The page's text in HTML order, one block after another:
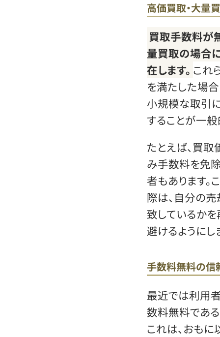
高価買取・大量
買取手数料が
量買取の場合
在します。 これ
を満たした場
小規模な取引
することが一般
たとえば、買
み手数料を免
者もあります
際は、自分の
致しているか
避けるようにし
手数料無料の信
最近では利用
数料無料であ
これは、おも